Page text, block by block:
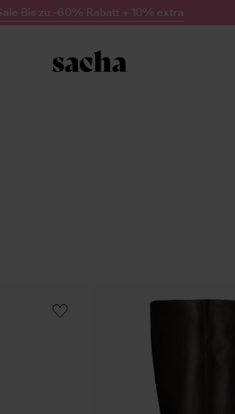
Bis zu -60% Rabatt + 10% extra